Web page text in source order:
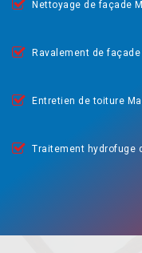
Nettoyage de façade
Ravalement de
Entretien de toiture
Traitement hydrofuge